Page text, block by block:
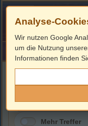
HOME Impressum
Mehr Treffer
Analyse-
Wir nutzen Google
um die Nutzung
Informationen finden